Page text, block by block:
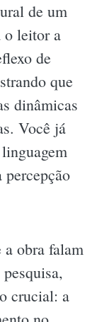
de um
o leitor a
de
que
dinâmicas
Você já
percepção
obra falam
crucial: a